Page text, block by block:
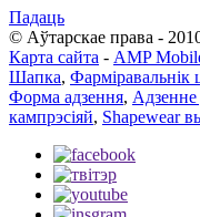
Падаць
© Аўтарскае права -
Карта сайта - AMP
Шапка, Фарміравальнік
Форма адзення,
кампрэсіяй, Shapewear